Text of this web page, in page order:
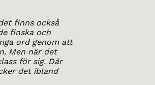
finns också
finska och
ord genom att
Men när det
för sig. Där
det ibland